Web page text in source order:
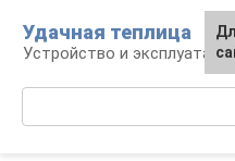
контенту
Удачная теплица
Устройство и